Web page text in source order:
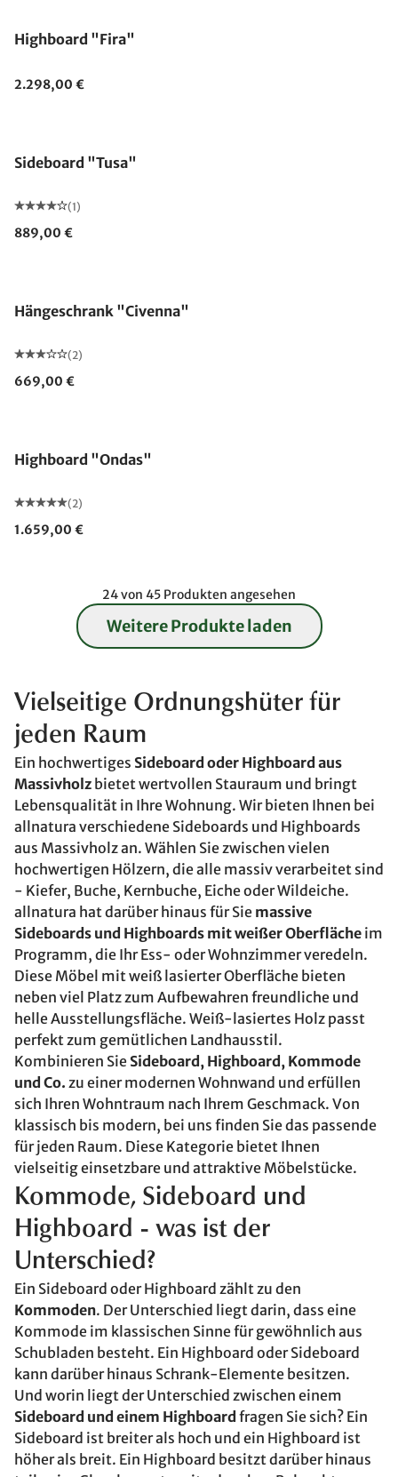
Highboard "Fira"
2.298,00 €
Sideboard "Tusa"
(1)
889,00 €
Hängeschrank "Civenna"
(2)
669,00 €
Highboard "Ondas"
(2)
1.659,00 €
24 von 45 Produkten angesehen
Weitere Produkte laden
Vielseitige Ordnungshüter für
jeden Raum
Ein hochwertiges Sideboard oder Highboard aus
Massivholz bietet wertvollen Stauraum und bringt
Lebensqualität in Ihre Wohnung. Wir bieten Ihnen bei
allnatura verschiedene Sideboards und Highboards
aus Massivholz an. Wählen Sie zwischen vielen
hochwertigen Hölzern, die alle massiv verarbeitet sind
- Kiefer, Buche, Kernbuche, Eiche oder Wildeiche.
allnatura hat darüber hinaus für Sie massive
Sideboards und Highboards mit weißer Oberfläche im
Programm, die Ihr Ess- oder Wohnzimmer veredeln.
Diese Möbel mit weiß lasierter Oberfläche bieten
neben viel Platz zum Aufbewahren freundliche und
helle Ausstellungsfläche. Weiß-lasiertes Holz passt
perfekt zum gemütlichen Landhausstil.
Kombinieren Sie Sideboard, Highboard, Kommode
und Co. zu einer modernen Wohnwand und erfüllen
sich Ihren Wohntraum nach Ihrem Geschmack. Von
klassisch bis modern, bei uns finden Sie das passende
für jeden Raum. Diese Kategorie bietet Ihnen
vielseitig einsetzbare und attraktive Möbelstücke.
Kommode, Sideboard und
Highboard - was ist der
Unterschied?
Ein Sideboard oder Highboard zählt zu den
Kommoden. Der Unterschied liegt darin, dass eine
Kommode im klassischen Sinne für gewöhnlich aus
Schubladen besteht. Ein Highboard oder Sideboard
kann darüber hinaus Schrank-Elemente besitzen.
Und worin liegt der Unterschied zwischen einem
Sideboard und einem Highboard fragen Sie sich? Ein
Sideboard ist breiter als hoch und ein Highboard ist
höher als breit. Ein Highboard besitzt darüber hinaus